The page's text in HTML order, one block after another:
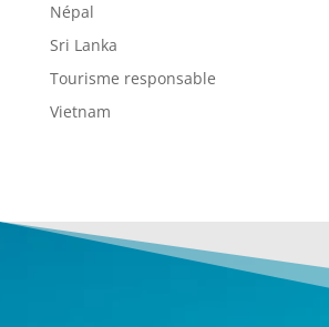
Népal
Sri Lanka
Tourisme responsable
Vietnam